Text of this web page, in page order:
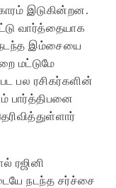
இடுகின்றன.
வார்த்தையாக
நடந்த இம்சையை
மட்டுமே
பல ரசிகர்களின்
பார்த்திபனை
ரஜினி
நடந்த சர்ச்சை